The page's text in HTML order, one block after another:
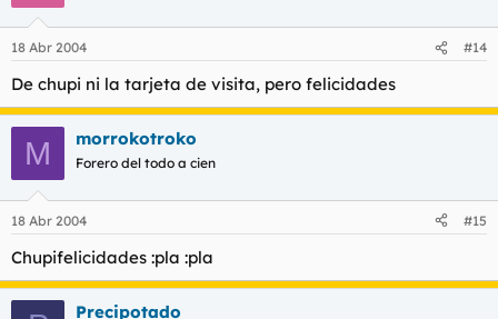
18 Abr 2004 #14
De chupi ni la tarjeta de visita, pero felicidades
M morrokotroko
Forero del todo a cien
18 Abr 2004 #15
Chupifelicidades :pla :pla
Precipotado